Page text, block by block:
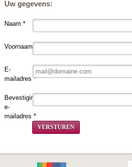
Uw gegevens:
Naam *
Voornaam *
E-
mailadres *
Bevestiging
e-
mailadres *